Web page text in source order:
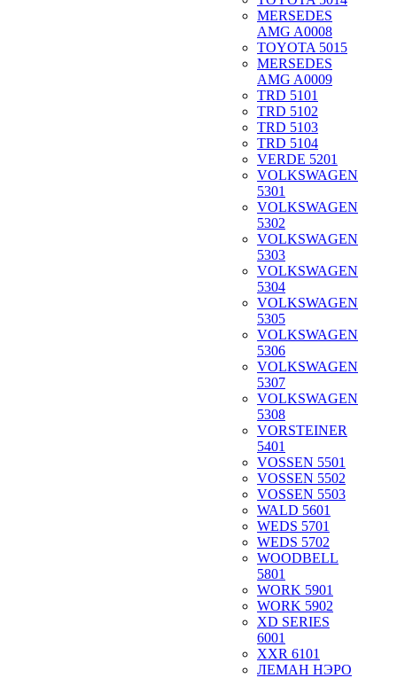
MERSEDES
AMG A0008
TOYOTA 5015
MERSEDES
AMG A0009
TRD 5101
TRD 5102
TRD 5103
TRD 5104
VERDE 5201
VOLKSWAGEN
5301
VOLKSWAGEN
5302
VOLKSWAGEN
5303
VOLKSWAGEN
5304
VOLKSWAGEN
5305
VOLKSWAGEN
5306
VOLKSWAGEN
5307
VOLKSWAGEN
5308
VORSTEINER
5401
VOSSEN 5501
VOSSEN 5502
VOSSEN 5503
WALD 5601
WEDS 5701
WEDS 5702
WOODBELL
5801
WORK 5901
WORK 5902
XD SERIES
6001
XXR 6101
ЛЕМАН НЭРО